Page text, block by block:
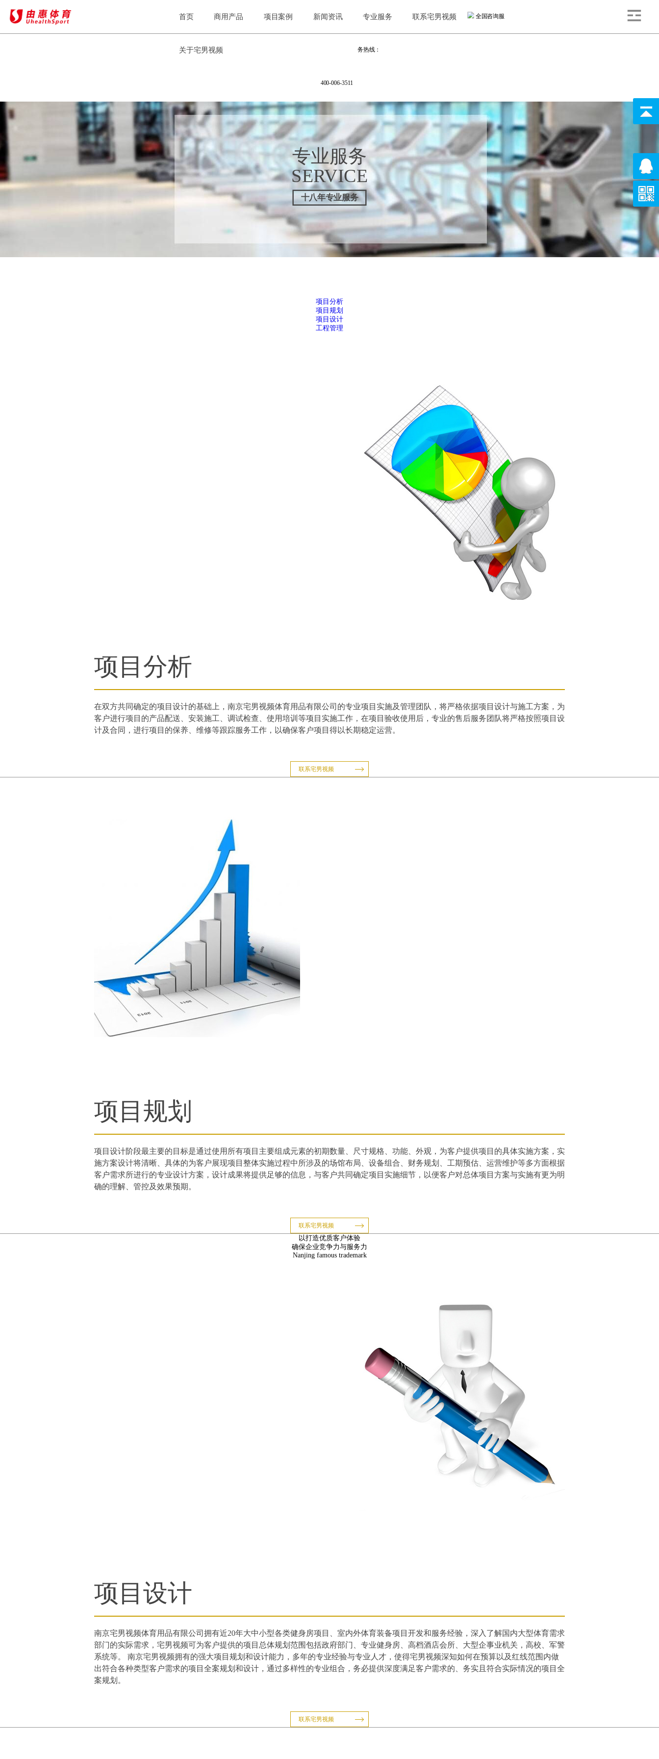
宅男视频,宅男视频在线观看污污,宅男视频下载app看大片,宅男视频最全网站
首页 商用产品 项目案例 新闻资讯 专业服务 联系宅男视频
关于宅男视频
全国咨询服
务热线：
400-006-3511
专业服务
SERVICE
十八年专业服务
项目分析
项目规划
项目设计
工程管理
项目分析
在双方共同确定的项目设计的基础上，南京宅男视频体育用品有限公司的专业项目实施及管理团队，将严格依据项目设计与施工方案，为
客户进行项目的产品配送、安装施工、调试检查、使用培训等项目实施工作，在项目验收使用后，专业的售后服务团队将严格按照项目设
计及合同，进行项目的保养、维修等跟踪服务工作，以确保客户项目得以长期稳定运营。
联系宅男视频
项目规划
项目设计阶段最主要的目标是通过使用所有项目主要组成元素的初期数量、尺寸规格、功能、外观，为客户提供项目的具体实施方案，实
施方案设计将清晰、具体的为客户展现项目整体实施过程中所涉及的场馆布局、设备组合、财务规划、工期预估、运营维护等多方面根据
客户需求所进行的专业设计方案，设计成果将提供足够的信息，与客户共同确定项目实施细节，以便客户对总体项目方案与实施有更为明
确的理解、管控及效果预期。
联系宅男视频
以打造优质客户体验
确保企业竞争力与服务力
Nanjing famous trademark
项目设计
南京宅男视频体育用品有限公司拥有近20年大中小型各类健身房项目、室内外体育装备项目开发和服务经验，深入了解国内大型体育需求
部门的实际需求，宅男视频可为客户提供的项目总体规划范围包括政府部门、专业健身房、高档酒店会所、大型企事业机关，高校、军警
系统等。 南京宅男视频拥有的强大项目规划和设计能力，多年的专业经验与专业人才，使得宅男视频深知如何在预算以及红线范围内做
出符合各种类型客户需求的项目全案规划和设计，通过多样性的专业组合，务必提供深度满足客户需求的、务实且符合实际情况的项目全
案规划。
联系宅男视频